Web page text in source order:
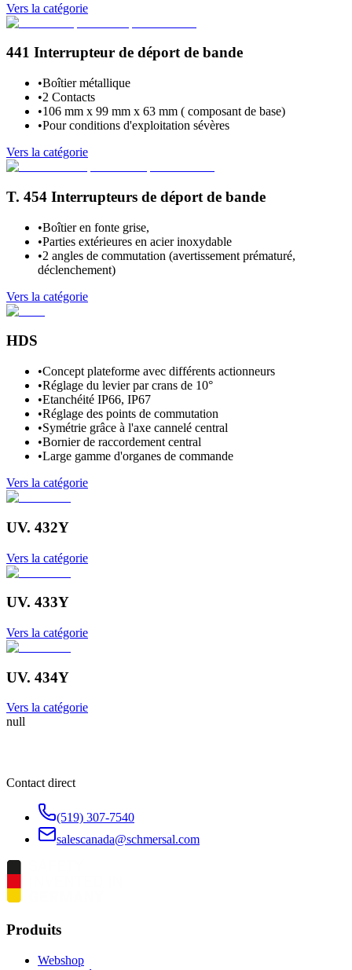
Vers la catégorie
441 Interrupteur de déport de bande
•Boîtier métallique
•2 Contacts
•106 mm x 99 mm x 63 mm ( composant de base)
•Pour conditions d'exploitation sévères
Vers la catégorie
T. 454 Interrupteurs de déport de bande
•Boîtier en fonte grise,
•Parties extérieures en acier inoxydable
•2 angles de commutation (avertissement prématuré,
déclenchement)
Vers la catégorie
HDS
•Concept plateforme avec différents actionneurs
•Réglage du levier par crans de 10°
•Etanchéité IP66, IP67
•Réglage des points de commutation
•Symétrie grâce à l'axe cannelé central
•Bornier de raccordement central
•Large gamme d'organes de commande
Vers la catégorie
UV. 432Y
Vers la catégorie
UV. 433Y
Vers la catégorie
UV. 434Y
Vers la catégorie
null
Contact direct
(519) 307-7540
salescanada@schmersal.com
Produits
Webshop